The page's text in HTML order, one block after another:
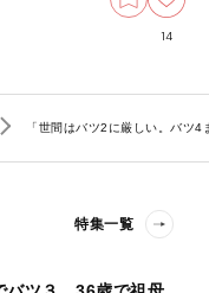
14
「世間はバツ2に厳しい。バツ
特集一覧